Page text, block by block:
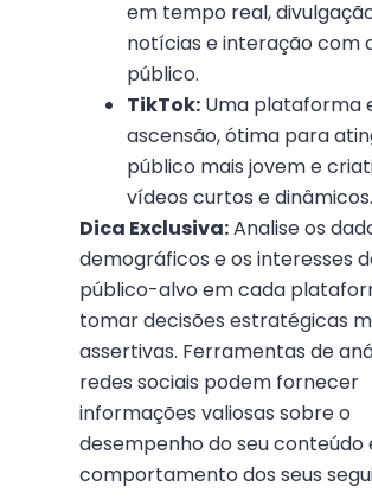
em tempo real,
notícias e interação com
público.
TikTok: Uma plataforma
ascensão, ótima para
público mais jovem e
vídeos curtos e dinâmicos.
Dica Exclusiva:Analise os
demográficos e os interesses
público-alvo em cada
tomar decisões estratégicas
assertivas. Ferramentas de
redes sociais podem fornecer
informações valiosas sobre o
desempenho do seu conteúdo
comportamento dos seus